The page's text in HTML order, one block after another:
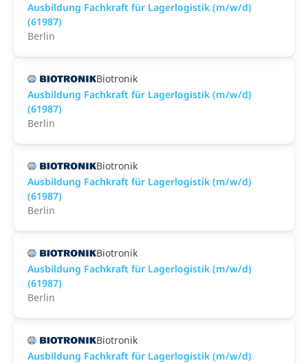
Ausbildung Fachkraft für Lagerlogistik (m/w/d)
(61987)
Berlin
Biotronik
Ausbildung Fachkraft für Lagerlogistik (m/w/d)
(61987)
Berlin
Biotronik
Ausbildung Fachkraft für Lagerlogistik (m/w/d)
(61987)
Berlin
Biotronik
Ausbildung Fachkraft für Lagerlogistik (m/w/d)
(61987)
Berlin
Biotronik
Ausbildung Fachkraft für Lagerlogistik (m/w/d)